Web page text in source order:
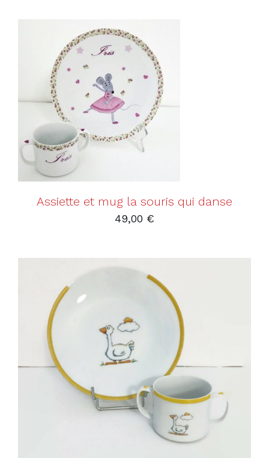
AJOUTER AU PANIER
DÉTAILS
Assiette et mug la souris qui danse
49,00 €
AJOUTER AU PANIER / DÉTAILS